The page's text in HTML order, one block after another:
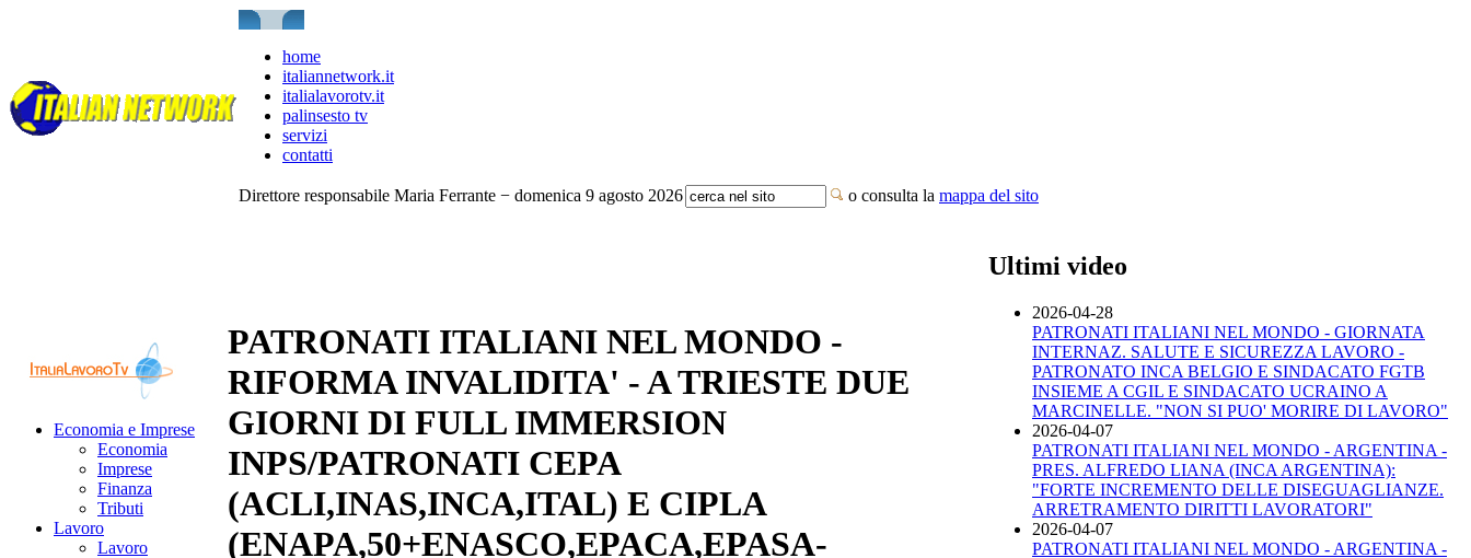
home
italiannetwork.it
italialavorotv.it
palinsesto tv
servizi
contatti
Direttore responsabile Maria Ferrante − domenica 9 agosto 2026 o consulta la mappa del sito
Economia e Imprese
Economia
Imprese
Finanza
Tributi
Lavoro
Lavoro
PATRONATI ITALIANI NEL MONDO -
RIFORMA INVALIDITA' - A TRIESTE DUE
GIORNI DI FULL IMMERSION
INPS/PATRONATI CEPA
(ACLI,INAS,INCA,ITAL) E CIPLA
(ENAPA,50+ENASCO,EPACA,EPASA-
Ultimi video
2026-04-28
PATRONATI ITALIANI NEL MONDO - GIORNATA
INTERNAZ. SALUTE E SICUREZZA LAVORO -
PATRONATO INCA BELGIO E SINDACATO FGTB
INSIEME A CGIL E SINDACATO UCRAINO A
MARCINELLE. "NON SI PUO' MORIRE DI LAVORO"
2026-04-07
PATRONATI ITALIANI NEL MONDO - ARGENTINA -
PRES. ALFREDO LIANA (INCA ARGENTINA):
"FORTE INCREMENTO DELLE DISEGUAGLIANZE.
ARRETRAMENTO DIRITTI LAVORATORI"
2026-04-07
PATRONATI ITALIANI NEL MONDO - ARGENTINA -